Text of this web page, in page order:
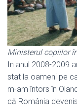
Ministerul copiilor
In anul 2008-2009
stat la oameni pe
m-am întors în
că România